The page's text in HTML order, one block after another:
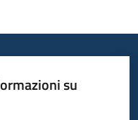
su